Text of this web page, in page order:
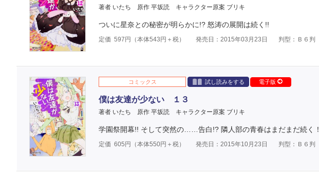
著者 いたち 原作 平坂読 キャラクター原案 ブリキ
ついに星奈との秘密が明らかに!? 怒涛の展開は続く!!
定価 597 円（本体543 円＋税） 発売日：2015年03月23日 判型：Ｂ６判
コミックス 試し読みをする 電子版
僕は友達が少ない １３
著者 いたち 原作 平坂読 キャラクター原案 ブリキ
学園祭開幕!! そして突然の……告白!? 隣人部の青春はまだまだ続く！
定価 605 円（本体550円＋税） 発売日：2015年10月23日 判型：Ｂ６判